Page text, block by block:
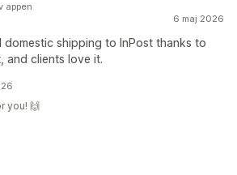
6 maj 2026
domestic shipping to InPost thanks to
and clients love it.
appen
you! 🙌